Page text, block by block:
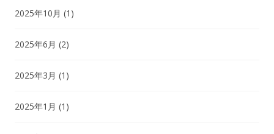
2025年10月 (1)
2025年6月 (2)
2025年3月 (1)
2025年1月 (1)